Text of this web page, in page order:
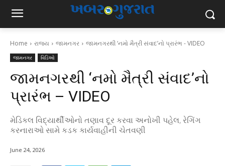
Home રાજ્ય જામનગર જામનગરથી ‘નમો મૈત્રી સંવાદ’નો પ્રારંભ - VIDEO
જામનગર વિડિઓ
જામનગરથી ‘નમો મૈત્રી સંવાદ’નો
પ્રારંભ – VIDEO
મેડિકલ વિદ્યાર્થીઓનો તણાવ દૂર કરવા અનોખી પહેલ, રેગિંગ
કરનારાઓ સામે કડક કાર્યવાહીની ચેતવણી
June 24, 2026